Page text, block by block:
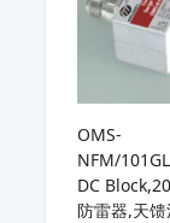
OMS-
NFM/
DC
防雷器,天